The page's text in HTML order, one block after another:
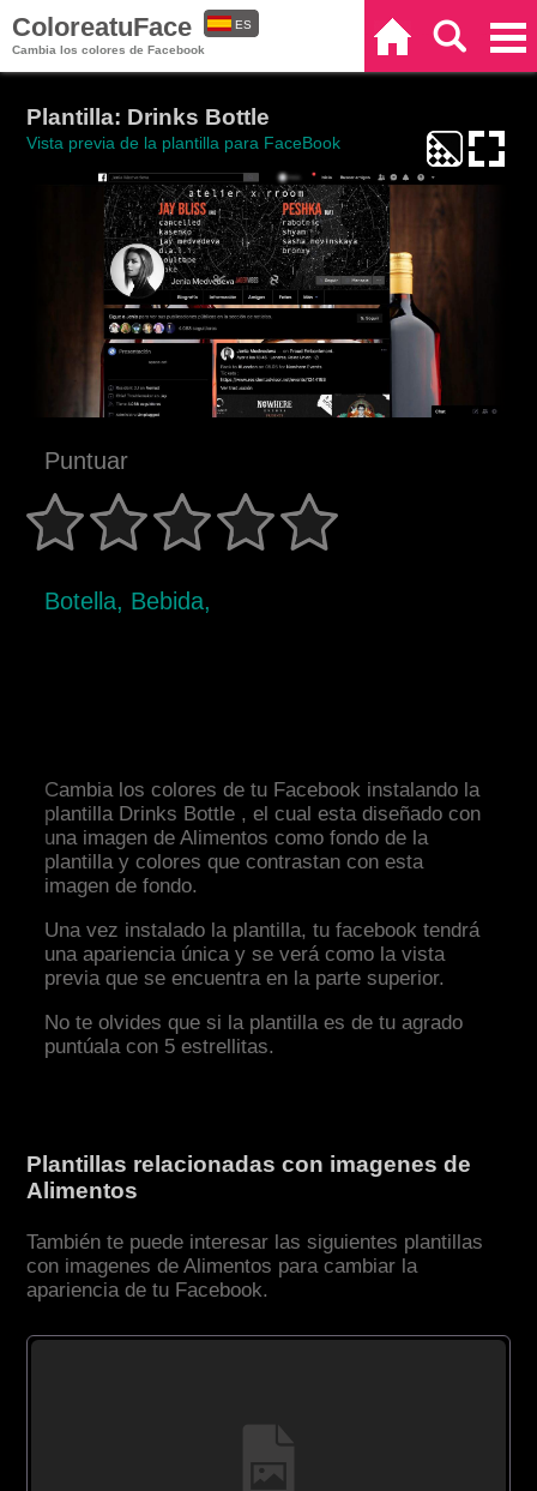
ColoreatuFace
Cambia los colores de Facebook
ES
Plantilla: Drinks Bottle
Vista previa de la plantilla para FaceBook
Puntuar
Botella, Bebida,
Cambia los colores de tu Facebook instalando la
plantilla Drinks Bottle , el cual esta diseñado con
una imagen de Alimentos como fondo de la
plantilla y colores que contrastan con esta
imagen de fondo.
Una vez instalado la plantilla, tu facebook tendrá
una apariencia única y se verá como la vista
previa que se encuentra en la parte superior.
No te olvides que si la plantilla es de tu agrado
puntúala con 5 estrellitas.
Plantillas relacionadas con imagenes de
Alimentos
También te puede interesar las siguientes plantillas
con imagenes de Alimentos para cambiar la
apariencia de tu Facebook.